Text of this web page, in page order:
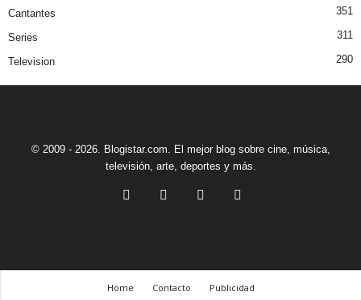
Cantantes 351
Series 311
Television 290
© 2009 - 2026. Blogistar.com. El mejor blog sobre cine, música,
televisión, arte, deportes y más.
Home Contacto Publicidad